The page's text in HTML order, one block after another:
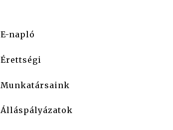
E-napló
Érettségi
Munkatársaink
Álláspályázatok